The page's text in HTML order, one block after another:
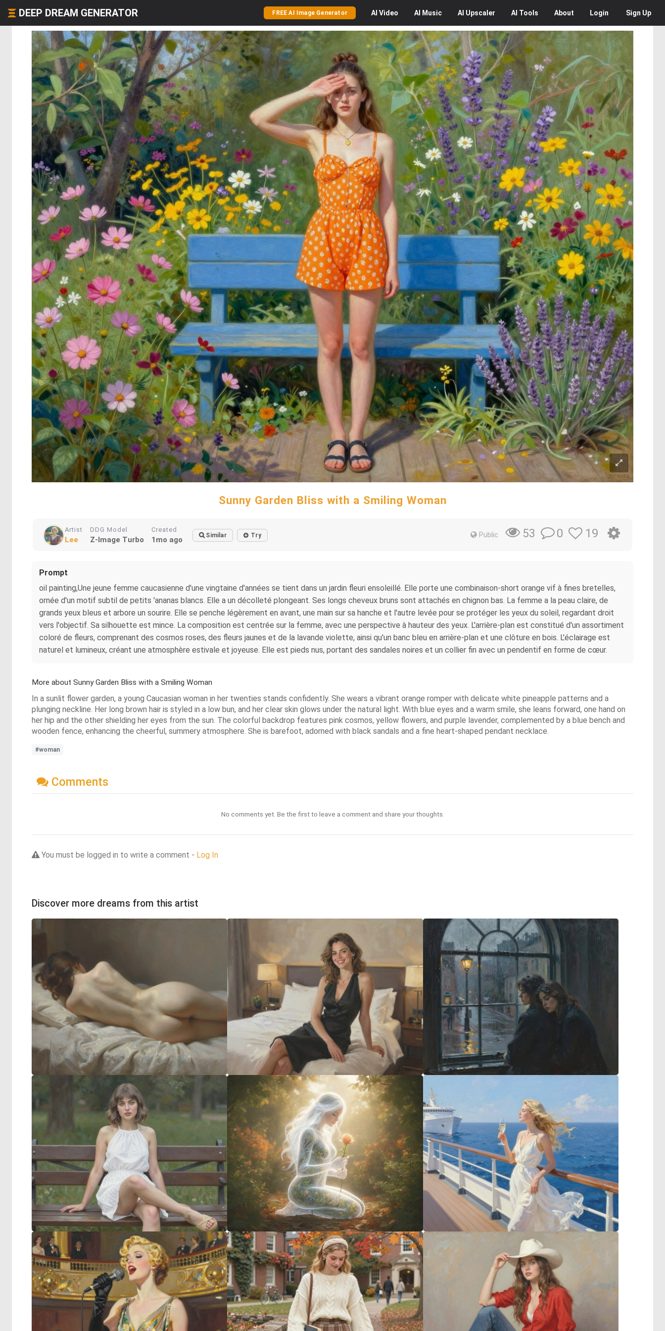
DEEP DREAM GENERATOR FREE AI Image Generator AI Video AI Music AI Upscaler AI Tools About Login Sign Up
Sunny Garden Bliss with a Smiling Woman
Artist
Lee
DDG Model
Z-Image Turbo
Created
1mo ago Similar Try Public 53 0 19
Prompt
oil painting,Une jeune femme caucasienne d'une vingtaine d'années se tient dans un jardin fleuri ensoleillé. Elle porte une combinaison-short orange vif à fines bretelles,
ornée d'un motif subtil de petits 'ananas blancs. Elle a un décolleté plongeant. Ses longs cheveux bruns sont attachés en chignon bas. La femme a la peau claire, de
grands yeux bleus et arbore un sourire. Elle se penche légèrement en avant, une main sur sa hanche et l'autre levée pour se protéger les yeux du soleil, regardant droit
vers l'objectif. Sa silhouette est mince. La composition est centrée sur la femme, avec une perspective à hauteur des yeux. L'arrière-plan est constitué d'un assortiment
coloré de fleurs, comprenant des cosmos roses, des fleurs jaunes et de la lavande violette, ainsi qu'un banc bleu en arrière-plan et une clôture en bois. L'éclairage est
naturel et lumineux, créant une atmosphère estivale et joyeuse. Elle est pieds nus, portant des sandales noires et un collier fin avec un pendentif en forme de cœur.
More about Sunny Garden Bliss with a Smiling Woman
In a sunlit flower garden, a young Caucasian woman in her twenties stands confidently. She wears a vibrant orange romper with delicate white pineapple patterns and a
plunging neckline. Her long brown hair is styled in a low bun, and her clear skin glows under the natural light. With blue eyes and a warm smile, she leans forward, one hand on
her hip and the other shielding her eyes from the sun. The colorful backdrop features pink cosmos, yellow flowers, and purple lavender, complemented by a blue bench and
wooden fence, enhancing the cheerful, summery atmosphere. She is barefoot, adorned with black sandals and a fine heart-shaped pendant necklace.
#woman
Comments
No comments yet. Be the first to leave a comment and share your thoughts.
You must be logged in to write a comment - Log In
Discover more dreams from this artist